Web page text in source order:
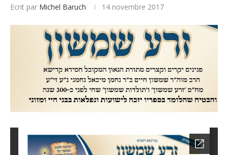
Ecrit par Michel Baruch 14 novembre 2017